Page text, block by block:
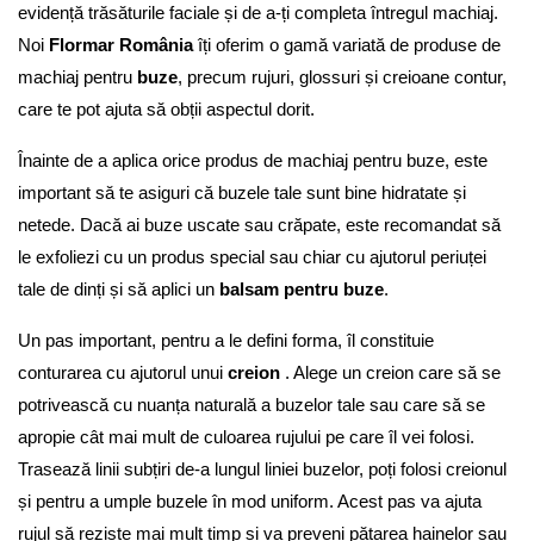
evidență trăsăturile faciale și de a-ți completa întregul machiaj.
Noi Flormar Româniaîți oferim o gamă variată de produse de
machiaj pentru buze, precum rujuri, glossuri și creioane contur,
care te pot ajuta să obții aspectul dorit.
Înainte de a aplica orice produs de machiaj pentru buze, este
important să te asiguri că buzele tale sunt bine hidratate și
netede. Dacă ai buze uscate sau crăpate, este recomandat să
le exfoliezi cu un produs special sau chiar cu ajutorul periuței
tale de dinți și să aplici un balsam pentru buze.
Un pas important, pentru a le defini forma, îl constituie
conturarea cu ajutorul unui creion . Alege un creion care să se
potrivească cu nuanța naturală a buzelor tale sau care să se
apropie cât mai mult de culoarea rujului pe care îl vei folosi.
Trasează linii subțiri de-a lungul liniei buzelor, poți folosi creionul
și pentru a umple buzele în mod uniform. Acest pas va ajuta
rujul să reziste mai mult timp și va preveni pătarea hainelor sau